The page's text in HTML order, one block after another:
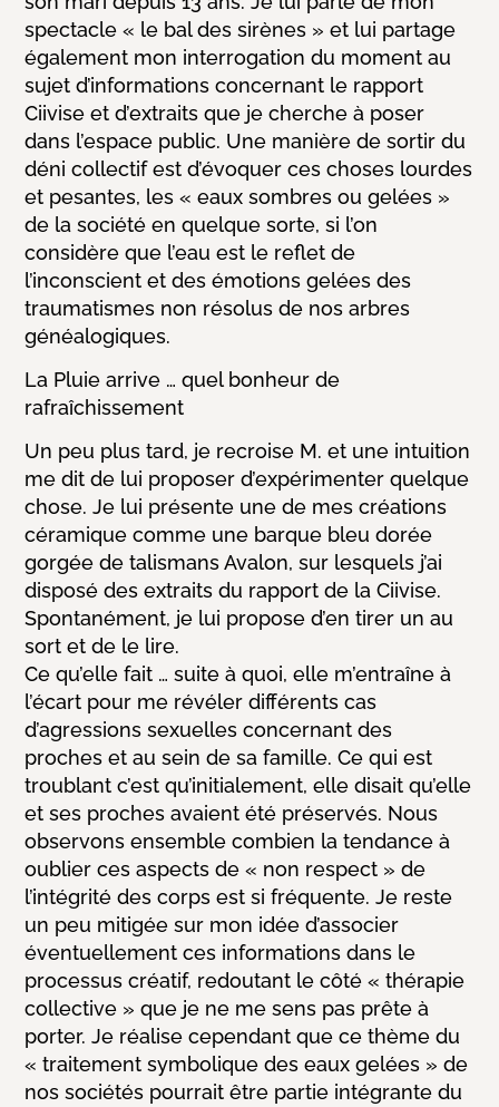
spectacle « le bal des sirènes » et lui partage
également mon interrogation du moment au
sujet d’informations concernant le rapport
Ciivise et d’extraits que je cherche à poser
dans l’espace public. Une manière de sortir du
déni collectif est d’évoquer ces choses lourdes
et pesantes, les« eaux sombres ou gelées »
de la société en quelque sorte, si l’on
considère que l’eau est le reflet de
l’inconscient et des émotions gelées des
traumatismes non résolus de nos arbres
généalogiques.
La Pluie arrive … quel bonheur de
rafraîchissement
Un peu plus tard, je recroise M. et une intuition
me dit de lui proposer d’expérimenter quelque
chose. Je lui présente une de mes créations
céramique comme une barque bleu dorée
gorgée de talismans Avalon, sur lesquels j’ai
disposé des extraits du rapport de la Ciivise.
Spontanément, je lui propose d’en tirer un au
sort et de le lire.
Ce qu’elle fait … suite à quoi, elle m’entraîne à
l’écart pour me révéler différents cas
d’agressions sexuelles concernant des
proches et au sein de sa famille. Ce qui est
troublant c’est qu’initialement, elle disait qu’elle
et ses proches avaient été préservés. Nous
observons ensemble combien la tendance à
oublier ces aspects de « non respect » de
l’intégrité des corps est si fréquente. Je reste
un peu mitigée sur mon idée d’associer
éventuellement ces informations dans le
processus créatif, redoutant le côté « thérapie
collective » que je ne me sens pas prête à
porter. Je réalise cependant que ce thème du
« traitement symbolique des eaux gelées » de
nos sociétés pourrait être partie intégrante du